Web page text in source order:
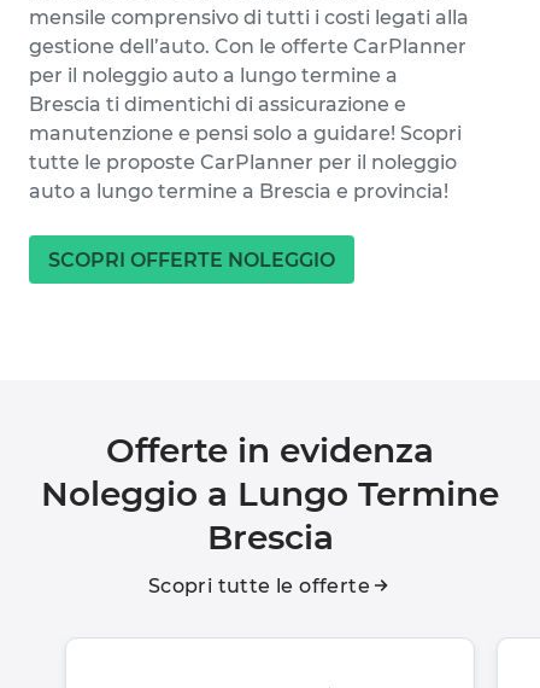
mensile comprensivo di tutti i costi legati alla
gestione dell’auto. Con le offerte CarPlanner
per il noleggio auto a lungo termine a
Brescia ti dimentichi di assicurazione e
manutenzione e pensi solo a guidare! Scopri
tutte le proposte CarPlanner per il noleggio
auto a lungo termine a Brescia e provincia!
SCOPRI OFFERTE NOLEGGIO
Offerte in evidenza
Noleggio a Lungo Termine
Brescia
Scopri tutte le offerte